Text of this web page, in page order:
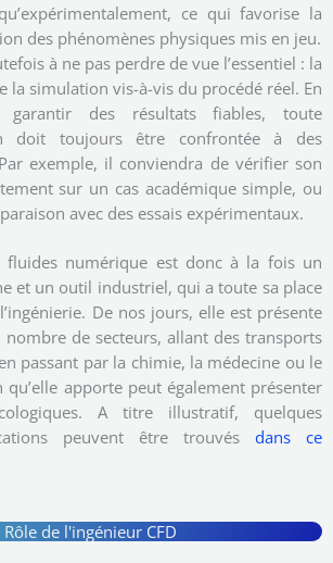
ce qui favorise la
des phénomènes physiques mis en jeu.
à ne pas perdre de vue l’essentiel : la
la simulation vis-à-vis du procédé réel. En
des résultats fiables, toute
doit toujours être confrontée à des
exemple, il conviendra de vérifier son
sur un cas académique simple, ou
avec des essais expérimentaux.
fluides numérique est donc à la fois un
et un outil industriel, qui a toute sa place
De nos jours, elle est présente
de secteurs, allant des transports
passant par la chimie, la médecine ou le
qu’elle apporte peut également présenter
A titre illustratif, quelques
peuvent être trouvés dans ce
Rôle de l'ingénieur CFD